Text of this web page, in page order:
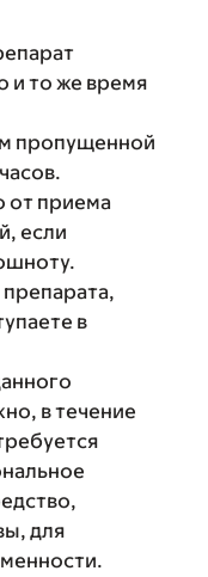
и то же время
пропущенной
от приема
если
в
в течение
для